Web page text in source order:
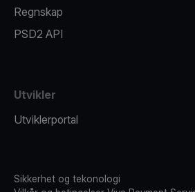
Regnskap
PSD2 API
Utvikler
Utviklerportal
Sikkerhet og tekonologi